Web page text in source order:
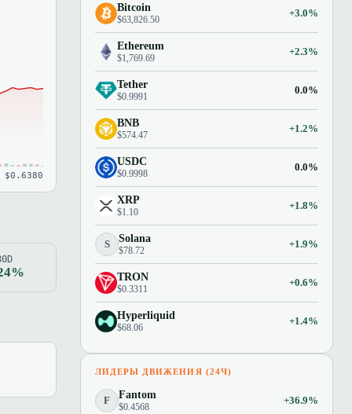
$0.6380
Bitcoin
$63,826.50
+3.0%
Ethereum
$1,769.69
+2.3%
Tether
$0.9991
0.0%
BNB
$574.47
+1.2%
USDC
$0.9998
0.0%
XRP
$1.10
+1.8%
S Solana
$78.72
+1.9%
TRON
$0.3311
+0.6%
Hyperliquid
$68.06
+1.4%
ЛИДЕРЫ ДВИЖЕНИЯ (24Ч)
F Fantom
$0.4568
+36.9%